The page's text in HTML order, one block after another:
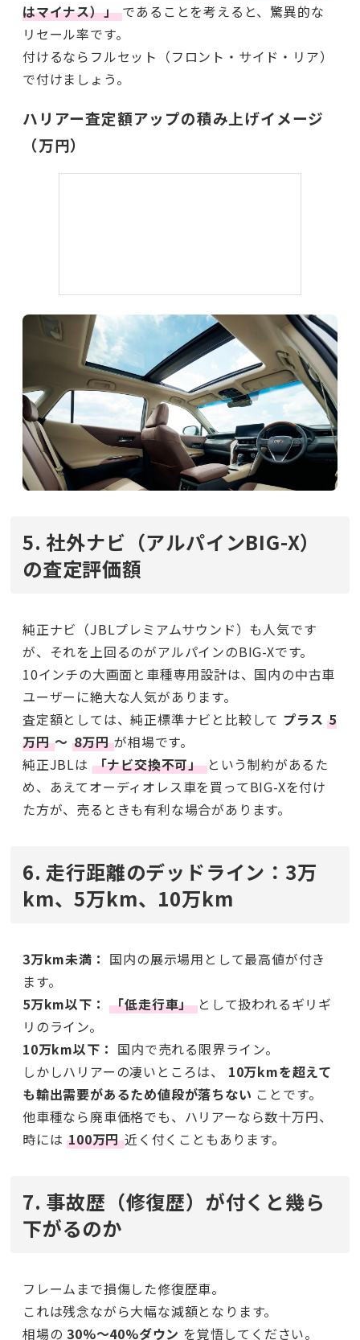
はマイナス）」であることを考えると、驚異的な
リセール率です。
付けるならフルセット（フロント・サイド・リア）
で付けましょう。
ハリアー査定額アップの積み上げイメージ
（万円）
5. 社外ナビ（アルパインBIG-X）
の査定評価額
純正ナビ（JBLプレミアムサウンド）も人気です
が、それを上回るのがアルパインのBIG-Xです。
10インチの大画面と車種専用設計は、国内の中古車
ユーザーに絶大な人気があります。
査定額としては、純正標準ナビと比較して プラス5
万円〜8万円が相場です。
純正JBLは 「ナビ交換不可」という制約があるた
め、あえてオーディオレス車を買ってBIG-Xを付け
た方が、売るときも有利な場合があります。
6. 走行距離のデッドライン：3万
km、5万km、10万km
3万km未満： 国内の展示場用として最高値が付き
ます。
5万km以下：「低走行車」 として扱われるギリギ
リのライン。
10万km以下： 国内で売れる限界ライン。
しかしハリアーの凄いところは、 10万kmを超えて
も輸出需要があるため値段が落ちない ことです。
他車種なら廃車価格でも、ハリアーなら数十万円、
時には100万円近く付くこともあります。
7. 事故歴（修復歴）が付くと幾ら
下がるのか
フレームまで損傷した修復歴車。
これは残念ながら大幅な減額となります。
相場の30%〜40%ダウン を覚悟してください。